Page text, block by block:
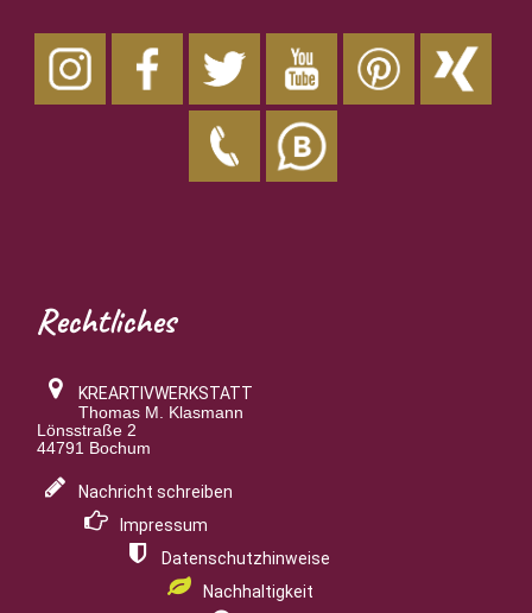
Rechtliches
KREARTIVWERKSTATT
Thomas M. Klasmann
Lönsstraße 2
44791 Bochum
Nachricht schreiben
Impressum
Datenschutzhinweise
Nachhaltigkeit